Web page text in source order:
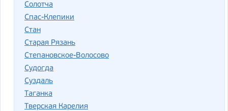
Солотча
Спас-Клепики
Стан
Старая Рязань
Степановское-Волосово
Судогда
Суздаль
Таганка
Тверская Карелия